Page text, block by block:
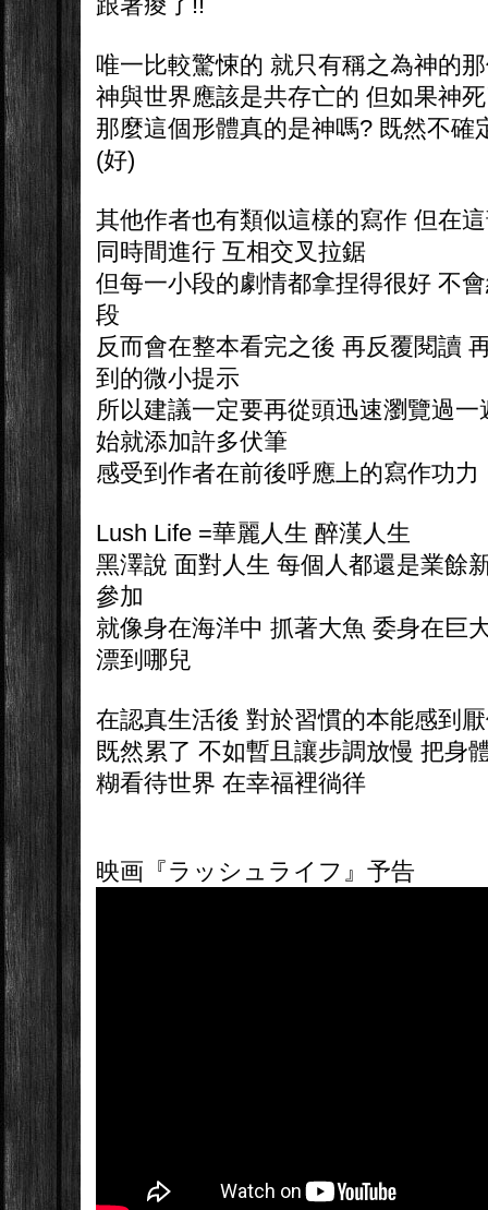
唯一比較驚悚的 就只有稱之為神的
神與世界應該是共存亡的 但如果神
那麼這個形體真的是神嗎? 既然不確
(好)
其他作者也有類似這樣的寫作 但在
同時間進行 互相交叉拉鋸
但每一小段的劇情都拿捏得很好 不
段
反而會在整本看完之後 再反覆閱讀
到的微小提示
所以建議一定要再從頭迅速瀏覽過
始就添加許多伏筆
感受到作者在前後呼應上的寫作功力
Lush Life =華麗人生 醉漢人生
黑澤說 面對人生 每個人都還是業餘
參加
就像身在海洋中 抓著大魚 委身在巨
漂到哪兒
在認真生活後 對於習慣的本能感到
既然累了 不如暫且讓步調放慢 把身
糊看待世界 在幸福裡徜徉
映画『ラッシュライフ』予告